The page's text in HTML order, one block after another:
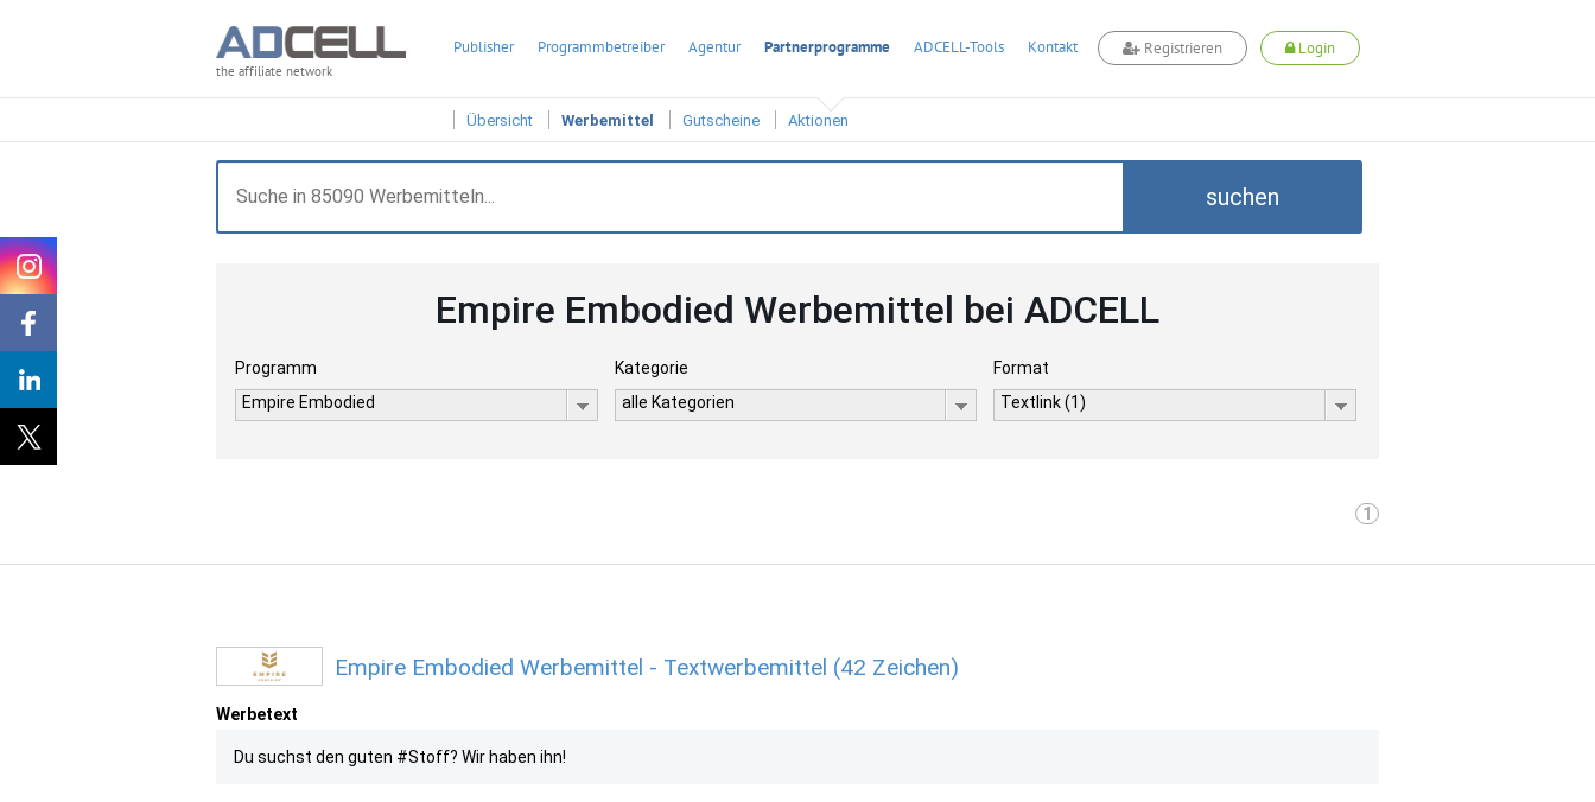
the affiliate network
Publisher Programmbetreiber Agentur Partnerprogramme ADCELL-Tools Kontakt Registrieren Login
Übersicht Werbemittel Gutscheine Aktionen
suchen
Empire Embodied Werbemittel bei ADCELL
Programm
Empire Embodied
Kategorie
alle Kategorien
Format
Textlink (1)
1
Empire Embodied Werbemittel - Textwerbemittel (42 Zeichen)
Werbetext
Du suchst den guten #Stoff? Wir haben ihn!